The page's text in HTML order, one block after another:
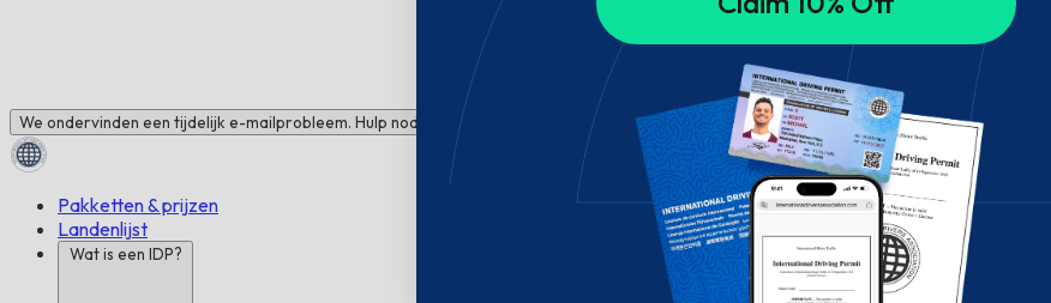
We ondervinden een tijdelijk e-mailprobleem. Hulp nodig? Chat met ons!
Pakketten & prijzen
Landenlijst
Wat is een IDP?